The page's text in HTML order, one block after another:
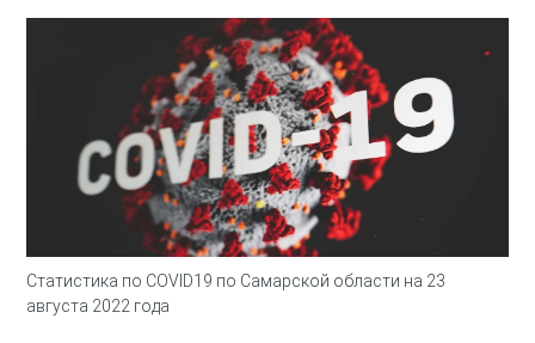
Статистика по COVID19 по Самарской области на 23
августа 2022 года